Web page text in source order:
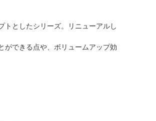
トとしたシリーズ。リニューアルし
ができる点や、ボリュームアップ効